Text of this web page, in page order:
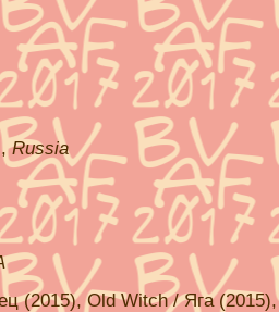
Russia
(2015), Old Witch / Яга